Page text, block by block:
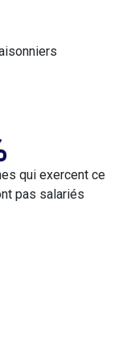
qui exercent ce
pas salariés